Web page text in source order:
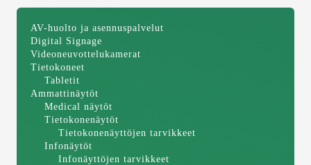
AV-huolto ja asennuspalvelut
Digital Signage
Videoneuvottelukamerat
Tietokoneet
Tabletit
Ammattinäytöt
Medical näytöt
Tietokonenäytöt
Tietokonenäyttöjen tarvikkeet
Infonäytöt
Infonäyttöjen tarvikkeet